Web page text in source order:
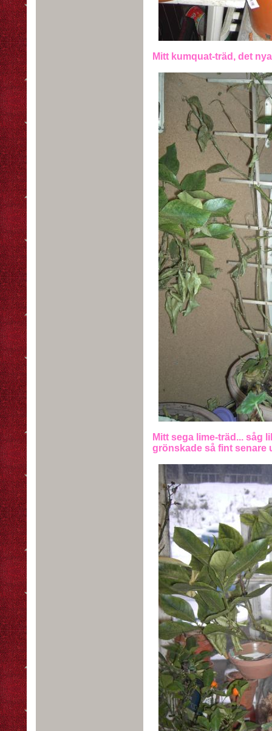
Mitt kumquat-träd, det
Mitt sega lime-träd... såg
grönskade så fint senare